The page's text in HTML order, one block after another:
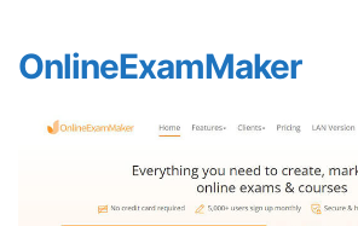
OnlineExamMaker